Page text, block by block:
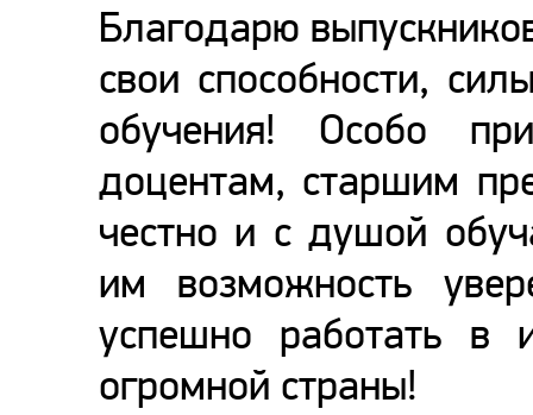
Благодарю
свои способности,
обучения! Особо
доцентам, старшим
честно и с душой
им возможность
успешно работать в
огромной страны!